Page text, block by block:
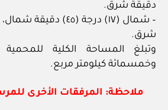
دقيقة شرق.
شرق.
وخمسمائة كيلومتر مربع.
ملاحظة: المرفقات الأخرى